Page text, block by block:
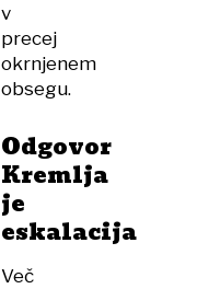
v
precej
okrnjenem
obsegu.
Odgovor
Kremlja
je
eskalacija
Več